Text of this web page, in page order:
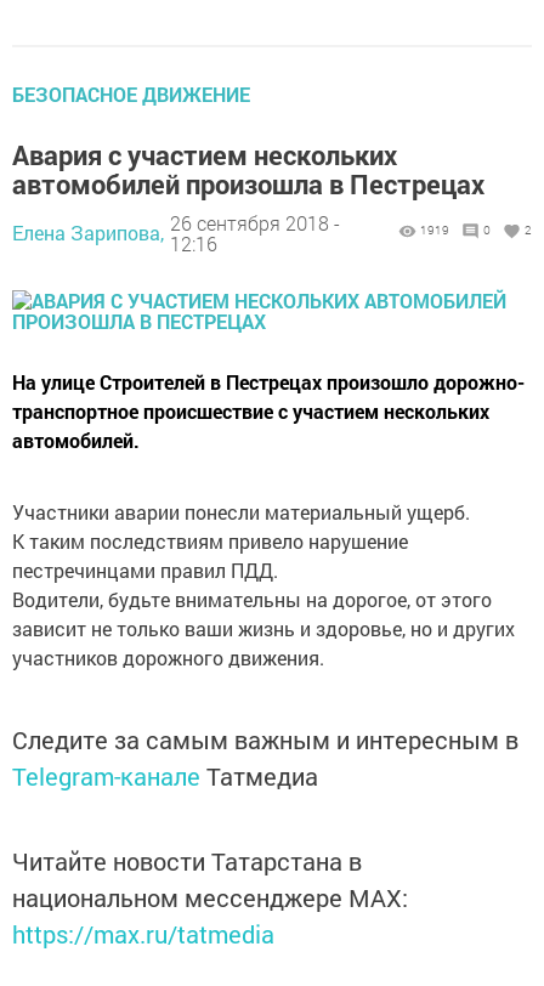
БЕЗОПАСНОЕ ДВИЖЕНИЕ
Авария с участием нескольких
автомобилей произошла в Пестрецах
Елена Зарипова, 26 сентября 2018 -
12:16
1919 0 2
На улице Строителей в Пестрецах произошло дорожно-
транспортное происшествие с участием нескольких
автомобилей.
Участники аварии понесли материальный ущерб.
К таким последствиям привело нарушение
пестречинцами правил ПДД.
Водители, будьте внимательны на дорогое, от этого
зависит не только ваши жизнь и здоровье, но и других
участников дорожного движения.
Следите за самым важным и интересным в
Telegram-канале Татмедиа
Читайте новости Татарстана в
национальном мессенджере MАХ:
https://max.ru/tatmedia